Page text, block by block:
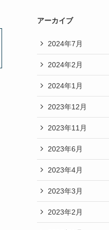
アーカイブ
2024年7月
2024年2月
2024年1月
2023年12月
2023年11月
2023年6月
2023年4月
2023年3月
2023年2月